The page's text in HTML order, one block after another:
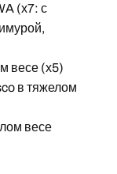
(х7: с
весе (х5)
в тяжелом
весе